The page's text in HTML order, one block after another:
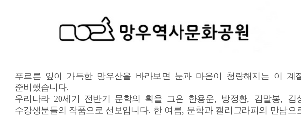
푸르른 잎이 가득한 망우산을 바라보면 눈과 마음이 청량해지는 이 계
준비했습니다.
우리나라20세기 전반기 문학의 획을 그은 한용운, 방정환, 김말봉, 김
수강생분들의 작품으로 선보입니다. 한 여름, 문학과 캘리그라피의 만남으